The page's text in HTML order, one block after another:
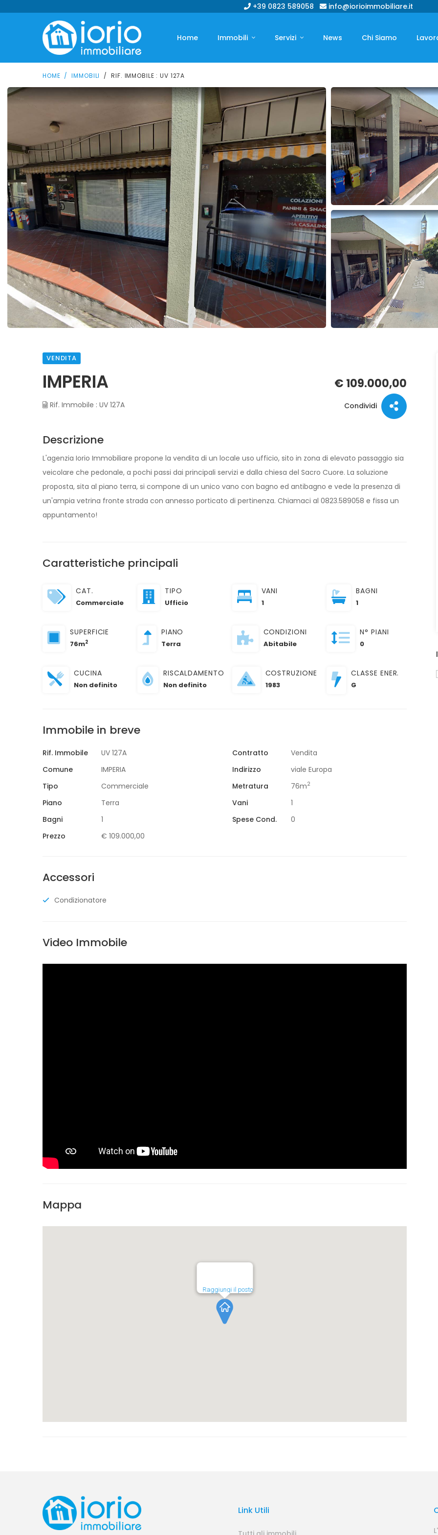
+39 0823 589058 info@iorioimmobiliare.it
Home Immobili Servizi News Chi Siamo
HOME IMMOBILI RIF. IMMOBILE : UV 127A
VENDITA
IMPERIA
Rif. Immobile : UV 127A
€ 109.000,00
Condividi
Descrizione
L'agenzia Iorio Immobiliare propone la vendita di un locale uso ufficio, sito in zona di elevato passaggio sia
veicolare che pedonale, a pochi passi dai principali servizi e dalla chiesa del Sacro Cuore. La soluzione
proposta, sita al piano terra, si compone di un unico vano con bagno ed antibagno e vede la presenza di
un'ampia vetrina fronte strada con annesso porticato di pertinenza. Chiamaci al 0823.589058 e fissa un
appuntamento!
Caratteristiche principali
CAT.
Commerciale
TIPO
Ufficio
VANI
1
BAGNI
1
SUPERFICIE
76m2
PIANO
Terra
CONDIZIONI
Abitabile
N° PIANI
0
CUCINA
Non definito
RISCALDAMENTO
Non definito
COSTRUZIONE
1983
CLASSE ENER.
G
Immobile in breve
Rif. Immobile UV 127A Contratto
Vendita
Comune
IMPERIA Indirizzo
viale Europa
Tipo
Commerciale Metratura 76m2
Piano Terra Vani
1
Bagni
1 Spese Cond.
0
Prezzo
€ 109.000,00
Accessori
Condizionatore
Video Immobile
Mappa
Raggiungi il posto
AFFITTO
Link Utili